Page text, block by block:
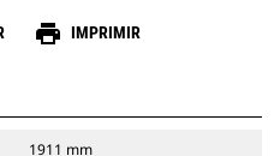
print IMPRIMIR
1911 mm